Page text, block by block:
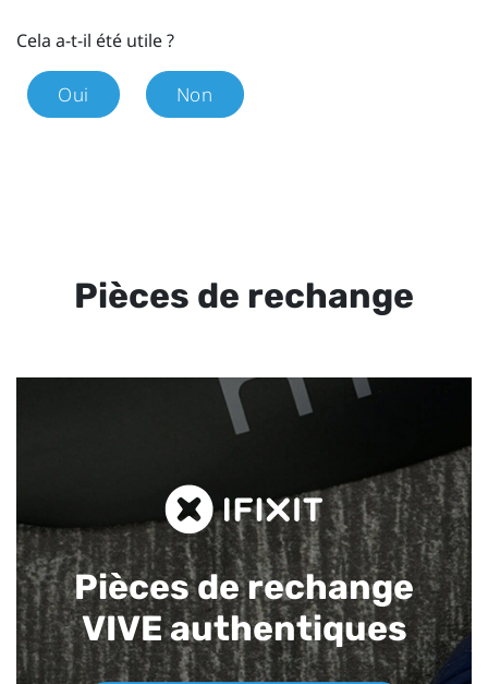
Cela a-t-il été utile ?
Oui Non
Pièces de rechange
Pièces de rechange
VIVE authentiques​